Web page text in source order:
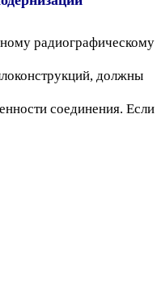
радиографическому
должны
соединения. Если